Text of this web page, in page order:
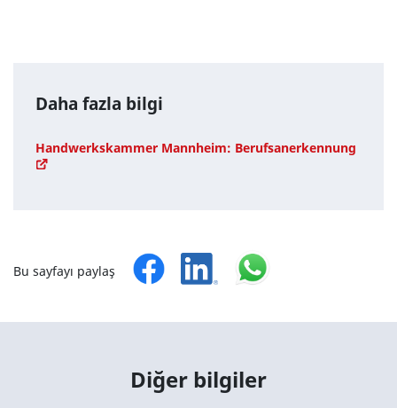
Daha fazla bilgi
Handwerkskammer Mannheim: Berufsanerkennung
Bu sayfayı paylaş
Diğer bilgiler